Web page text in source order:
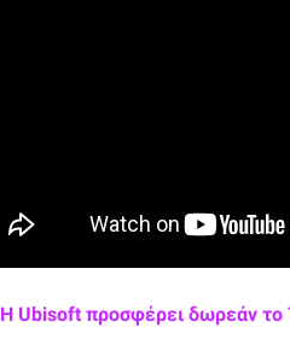
Η Ubisoft προσφέρει δωρεάν το